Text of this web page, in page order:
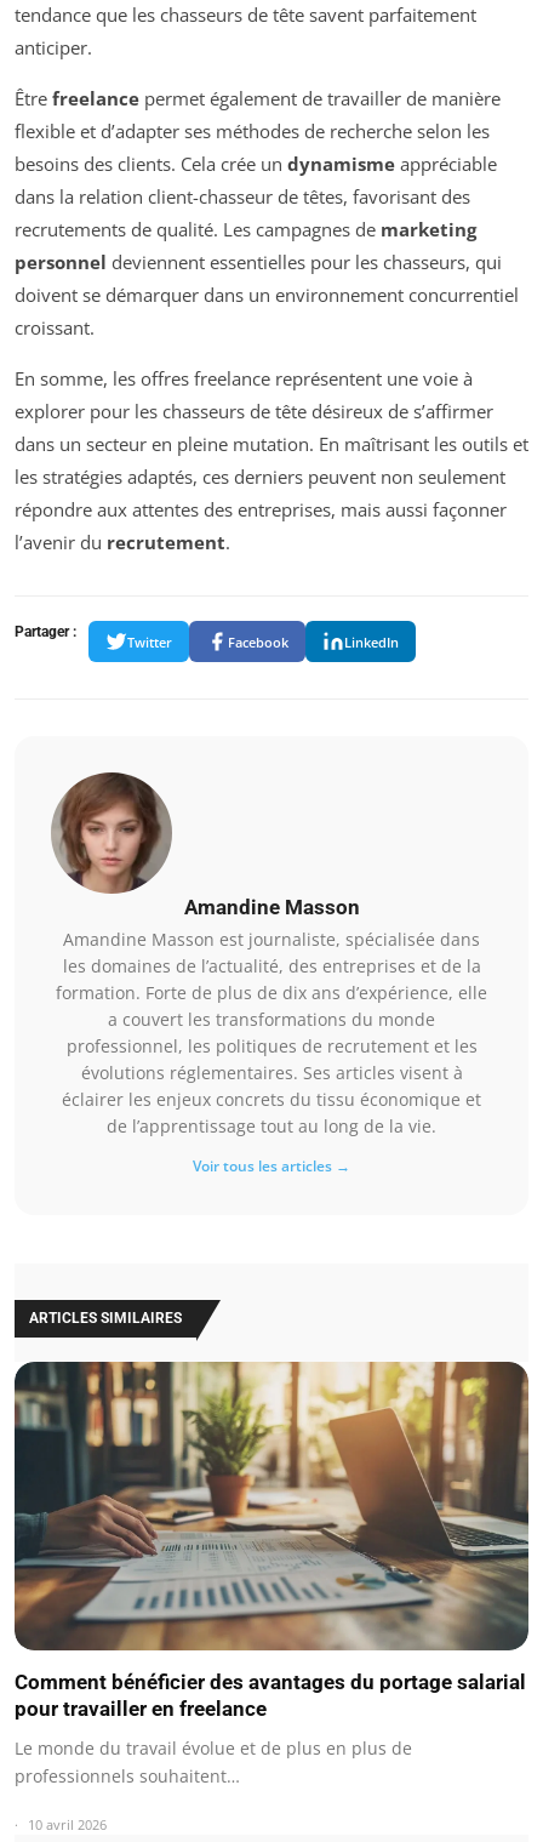
tendance que les chasseurs de tête savent parfaitement
anticiper.
Être freelance permet également de travailler de manière
flexible et d’adapter ses méthodes de recherche selon les
besoins des clients. Cela crée un dynamisme appréciable
dans la relation client-chasseur de têtes, favorisant des
recrutements de qualité. Les campagnes de marketing
personnel deviennent essentielles pour les chasseurs, qui
doivent se démarquer dans un environnement concurrentiel
croissant.
En somme, les offres freelance représentent une voie à
explorer pour les chasseurs de tête désireux de s’affirmer
dans un secteur en pleine mutation. En maîtrisant les outils et
les stratégies adaptés, ces derniers peuvent non seulement
répondre aux attentes des entreprises, mais aussi façonner
l’avenir du recrutement.
Partager :
Twitter Facebook LinkedIn
Amandine Masson
Amandine Masson est journaliste, spécialisée dans
les domaines de l’actualité, des entreprises et de la
formation. Forte de plus de dix ans d’expérience, elle
a couvert les transformations du monde
professionnel, les politiques de recrutement et les
évolutions réglementaires. Ses articles visent à
éclairer les enjeux concrets du tissu économique et
de l’apprentissage tout au long de la vie.
Voir tous les articles →
ARTICLES SIMILAIRES
Comment bénéficier des avantages du portage salarial
pour travailler en freelance
Le monde du travail évolue et de plus en plus de
professionnels souhaitent…
10 avril 2026